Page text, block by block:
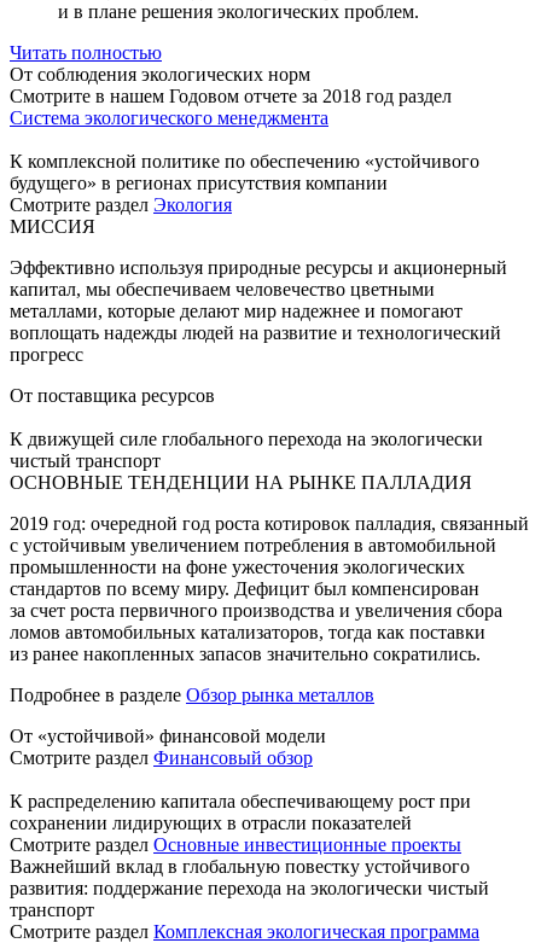
и в плане решения экологических проблем.
Читать полностью
От соблюдения экологических норм
Смотрите в нашем Годовом отчете за 2018 год раздел
Система экологического менеджмента
К комплексной политике по обеспечению «устойчивого
будущего» в регионах присутствия компании
Смотрите раздел Экология
МИССИЯ
Эффективно используя природные ресурсы и акционерный
капитал, мы обеспечиваем человечество цветными
металлами, которые делают мир надежнее и помогают
воплощать надежды людей на развитие и технологический
прогресс
От поставщика ресурсов
К движущей силе глобального перехода на экологически
чистый транспорт
ОСНОВНЫЕ ТЕНДЕНЦИИ НА РЫНКЕ ПАЛЛАДИЯ
2019 год: очередной год роста котировок палладия, связанный
с устойчивым увеличением потребления в автомобильной
промышленности на фоне ужесточения экологических
стандартов по всему миру. Дефицит был компенсирован
за счет роста первичного производства и увеличения сбора
ломов автомобильных катализаторов, тогда как поставки
из ранее накопленных запасов значительно сократились.
Подробнее в разделе Обзор рынка металлов
От «устойчивой» финансовой модели
Смотрите раздел Финансовый обзор
К распределению капитала обеспечивающему рост при
сохранении лидирующих в отрасли показателей
Смотрите раздел Основные инвестиционные проекты
Важнейший вклад в глобальную повестку устойчивого
развития: поддержание перехода на экологически чистый
транспорт
Смотрите раздел Комплексная экологическая программа